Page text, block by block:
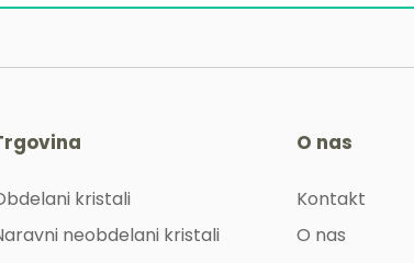
kristali
neobdelani kristali
O nas
Kontakt
O nas